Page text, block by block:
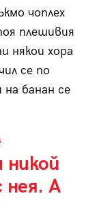
чоплех
плешивия
някои хора
се по
на банан се
никой
нея. А